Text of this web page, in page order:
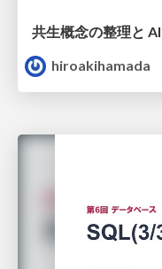
共生概念の整理と
hiroakihamada